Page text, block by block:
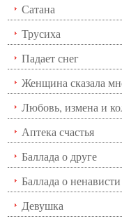
Сатана
Трусиха
Падает снег
Женщина сказала
Любовь, измена и
Аптека счастья
Баллада о друге
Баллада о
Девушка